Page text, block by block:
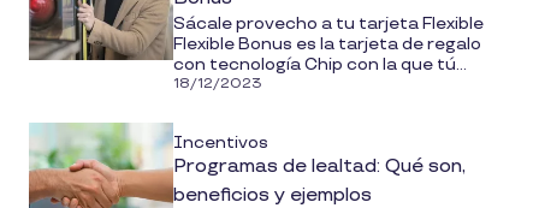
Sácale provecho a tu tarjeta Flexible
Flexible Bonus es la tarjeta de regalo
con tecnología Chip con la que tú...
18/12/2023
Incentivos
Programas de lealtad: Qué son,
beneficios y ejemplos